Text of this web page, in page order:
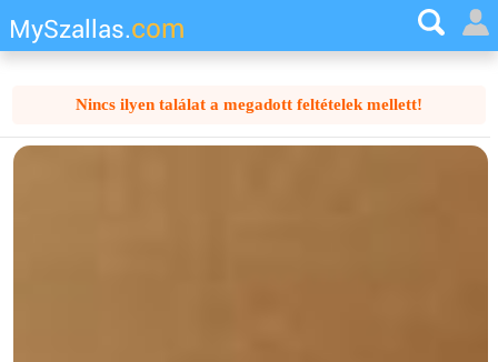
MySzallas.com
Nincs ilyen találat a megadott feltételek mellett!